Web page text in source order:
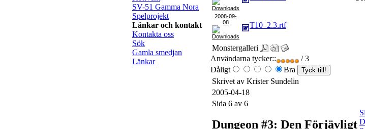
SV-51 Gamma Nora
Spelprojekt
Länkar och kontakt
Kontakta oss
Sök
Gamla smedjan
Länkar
2008-09-
08
T10_2.3.rtf
Monstergalleri
Användarna tycker::
/ 3
Dåligt
Bra
Skrivet av Krister Sundelin
2005-04-18
Sida 6 av 6
Dungeon #3: Den Förjävligt